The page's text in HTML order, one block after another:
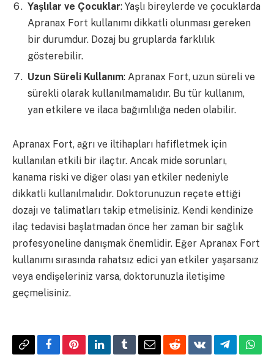
Yaşlılar ve Çocuklar: Yaşlı bireylerde ve çocuklarda
Apranax Fort kullanımı dikkatli olunması gereken
bir durumdur. Dozaj bu gruplarda farklılık
gösterebilir.
Uzun Süreli Kullanım: Apranax Fort, uzun süreli ve
sürekli olarak kullanılmamalıdır. Bu tür kullanım,
yan etkilere ve ilaca bağımlılığa neden olabilir.
Apranax Fort, ağrı ve iltihapları hafifletmek için
kullanılan etkili bir ilaçtır. Ancak mide sorunları,
kanama riski ve diğer olası yan etkiler nedeniyle
dikkatli kullanılmalıdır. Doktorunuzun reçete ettiği
dozajı ve talimatları takip etmelisiniz. Kendi kendinize
ilaç tedavisi başlatmadan önce her zaman bir sağlık
profesyoneline danışmak önemlidir. Eğer Apranax Fort
kullanımı sırasında rahatsız edici yan etkiler yaşarsanız
veya endişeleriniz varsa, doktorunuzla iletişime
geçmelisiniz.
CopyFacebookPinterestLinkedInTumblrEmailRedditVKontakte
Telegram